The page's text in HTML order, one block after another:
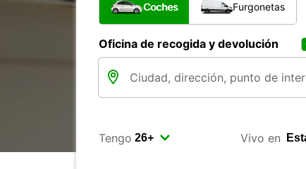
Coches Furgonetas
Oficina de recogida y devolución
Tengo Vivo en